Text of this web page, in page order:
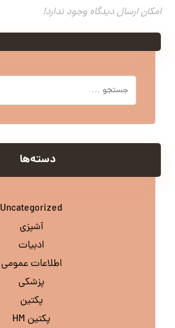
امکان ارسال دیدگاه وجود ندارد!
دسته‌ها
Uncategorized
آشپزی
ادبیات
اطلاعات عمومی
پزشکی
پکتین
پکتین HM